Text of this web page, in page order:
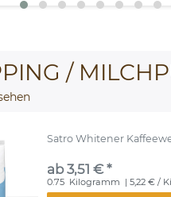
/
Satro Whitener
ab 3,51 € *
0.75 Kilogramm | 5,22 € /